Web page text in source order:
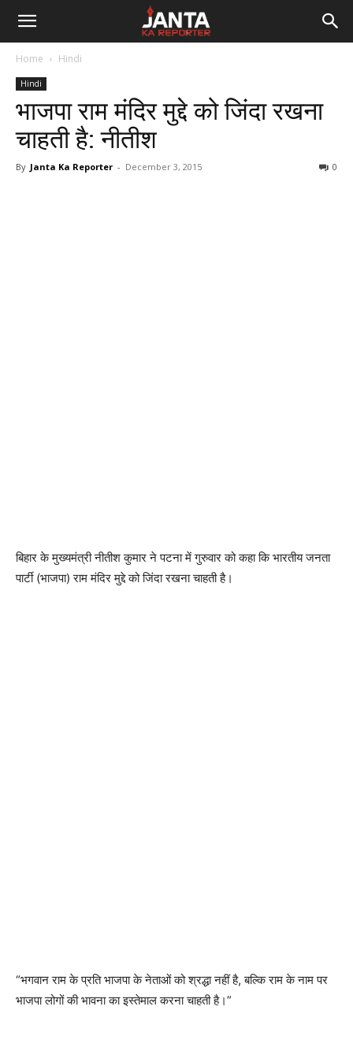
Janta
Reporter
Home Hindi
Hindi
भाजपा राम मंदिर मुद्दे को जिंदा रखना
चाहती है: नीतीश
By Janta Ka Reporter - December 3, 2015 0
बिहार के मुख्यमंत्री नीतीश कुमार ने पटना में गुरुवार को कहा कि भारतीय जनता
पार्टी (भाजपा) राम मंदिर मुद्दे को जिंदा रखना चाहती है।
“भगवान राम के प्रति भाजपा के नेताओं को श्रद्धा नहीं है, बल्कि राम के नाम पर
भाजपा लोगों की भावना का इस्तेमाल करना चाहती है।”